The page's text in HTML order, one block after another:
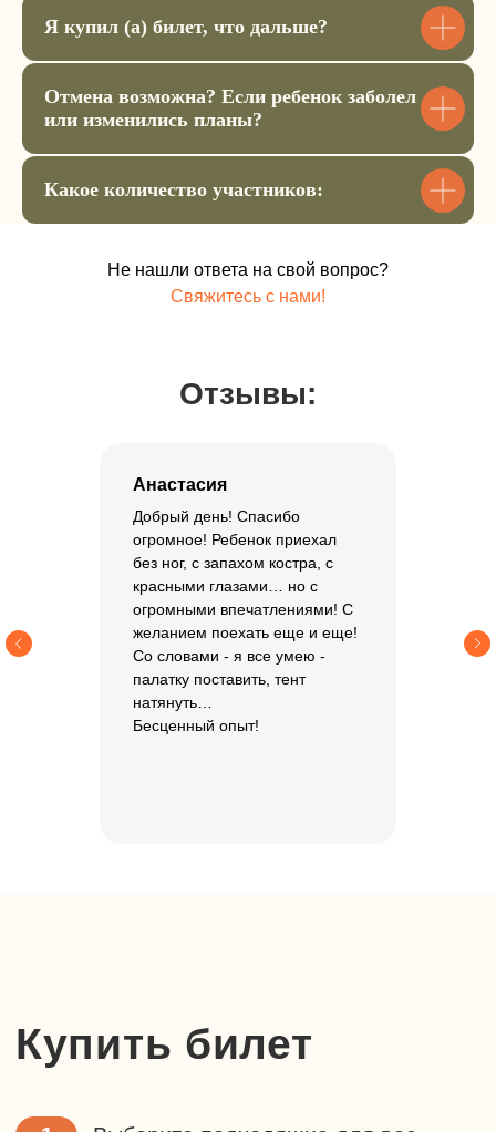
Я купил (а) билет, что дальше?
Отмена возможна? Если ребенок заболел
или изменились планы?
Какое количество участников:
Не нашли ответа на свой вопрос?
Свяжитесь с нами!
Отзывы:
Анастасия
Добрый день! Спасибо
огромное! Ребенок приехал
без ног, с запахом костра, с
красными глазами… но с
огромными впечатлениями! С
желанием поехать еще и еще!
Со словами - я все умею -
палатку поставить, тент
натянуть…
Бесценный опыт!
Забронировать место
Внесите оплату в размере 5000
и оплатите остальную
Мы фиксируем за вами ту сумму,
которая актуальна на данный момент
Вы можете оставить заявку
или позвонить нам по номеру
Бронь действует 48 часов.